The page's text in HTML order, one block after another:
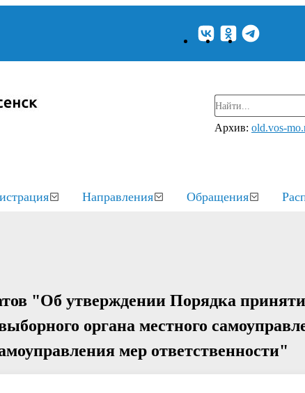
Архив: old.vos-
Направления Обращения
"Об утверждении Порядка
органа местного
мер ответственности"